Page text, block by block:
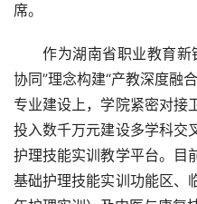
席。
作为湖南省职业教育新
协同”理念构建“产教深度融
专业建设上，学院紧密对接
投入数千万元建设多学科交
护理技能实训教学平台。目
基础护理技能实训功能区、